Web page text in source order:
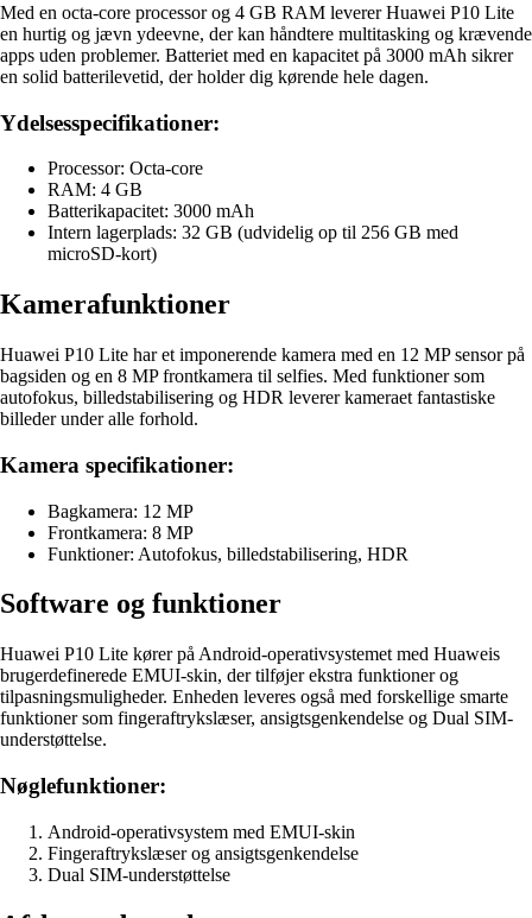
Med en octa-core processor og 4 GB RAM leverer Huawei P10 Lite
en hurtig og jævn ydeevne, der kan håndtere multitasking og krævende
apps uden problemer. Batteriet med en kapacitet på 3000 mAh sikrer
en solid batterilevetid, der holder dig kørende hele dagen.
Ydelsesspecifikationer:
Processor: Octa-core
RAM: 4 GB
Batterikapacitet: 3000 mAh
Intern lagerplads: 32 GB (udvidelig op til 256 GB med
microSD-kort)
Kamerafunktioner
Huawei P10 Lite har et imponerende kamera med en 12 MP sensor på
bagsiden og en 8 MP frontkamera til selfies. Med funktioner som
autofokus, billedstabilisering og HDR leverer kameraet fantastiske
billeder under alle forhold.
Kamera specifikationer:
Bagkamera: 12 MP
Frontkamera: 8 MP
Funktioner: Autofokus, billedstabilisering, HDR
Software og funktioner
Huawei P10 Lite kører på Android-operativsystemet med Huaweis
brugerdefinerede EMUI-skin, der tilføjer ekstra funktioner og
tilpasningsmuligheder. Enheden leveres også med forskellige smarte
funktioner som fingeraftrykslæser, ansigtsgenkendelse og Dual SIM-
understøttelse.
Nøglefunktioner:
Android-operativsystem med EMUI-skin
Fingeraftrykslæser og ansigtsgenkendelse
Dual SIM-understøttelse